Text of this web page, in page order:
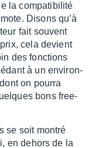
la compa­ti­bi­lité
Disons qu’à
fait souvent
cela devient
des fonc­tions
à un envi­ron­
on pourra
bons free­
se soit montré
en dehors de la